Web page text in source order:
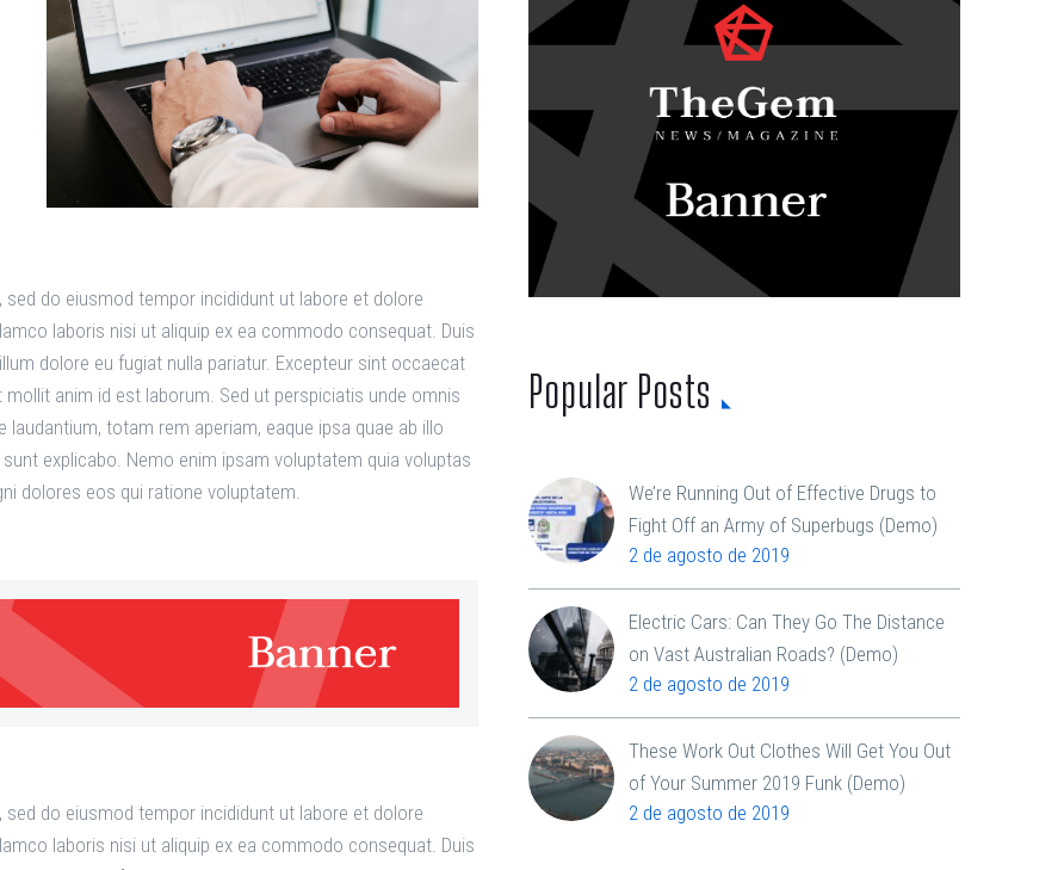
do eiusmod tempor incididunt ut labore et dolore
laboris nisi ut aliquip ex ea commodo consequat. Duis
dolore eu fugiat nulla pariatur. Excepteur sint occaecat
anim id est laborum. Sed ut perspiciatis unde omnis
totam rem aperiam, eaque ipsa quae ab illo
explicabo. Nemo enim ipsam voluptatem quia voluptas
dolores eos qui ratione voluptatem.
do eiusmod tempor incididunt ut labore et dolore
laboris nisi ut aliquip ex ea commodo consequat. Duis
Popular Posts
We’re Running Out of Effective Drugs to
Fight Off an Army of Superbugs (Demo)
2 de agosto de 2019
Electric Cars: Can They Go The Distance
on Vast Australian Roads? (Demo)
2 de agosto de 2019
These Work Out Clothes Will Get You Out
of Your Summer 2019 Funk (Demo)
2 de agosto de 2019